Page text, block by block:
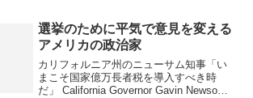
選挙のために平気で意見を変える
アメリカの政治家
カリフォルニア州のニューサム知事「い
まこそ国家億万長者税を導入すべき時
だ」 California Governor Gavin Newsom